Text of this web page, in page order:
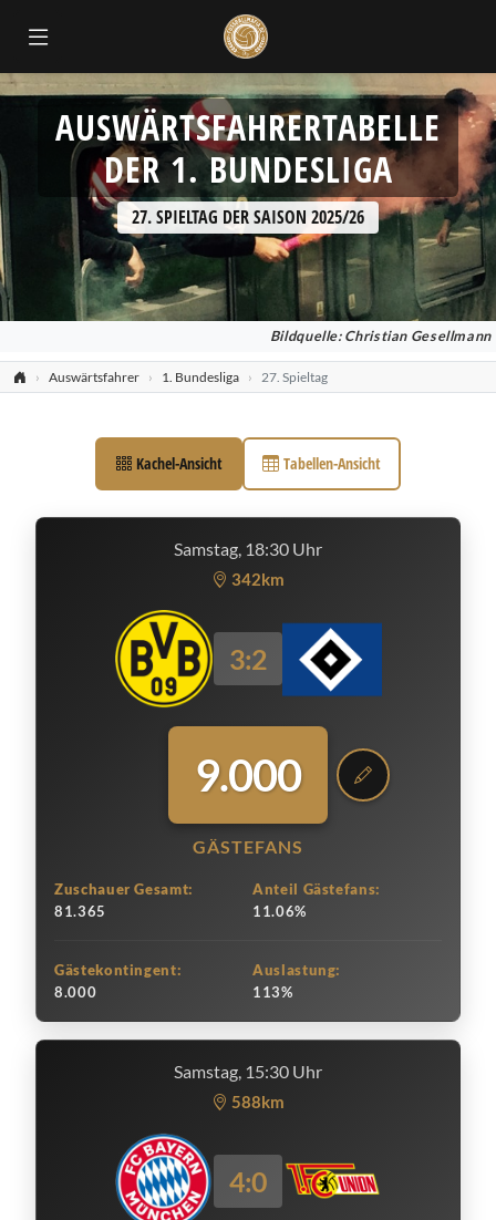
AUSWÄRTSFAHRERTABELLE
DER 1. BUNDESLIGA
27. SPIELTAG DER SAISON 2025/26
Bildquelle: Christian Gesellmann
Auswärtsfahrer 1. Bundesliga 27. Spieltag
Kachel-Ansicht Tabellen-Ansicht
Samstag, 18:30 Uhr
342km
3:2
9.000
GÄSTEFANS
Zuschauer Gesamt:
81.365
Anteil Gästefans:
11.06%
Gästekontingent:
8.000
Auslastung:
113%
Samstag, 15:30 Uhr
588km
4:0